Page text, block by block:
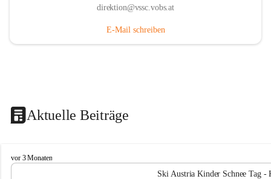
direktion@vssc.vobs.at
E-Mail schreiben
Aktuelle Beiträge
V
o
vor 3 Monaten
Ski Austria Kinder Schnee Tag -